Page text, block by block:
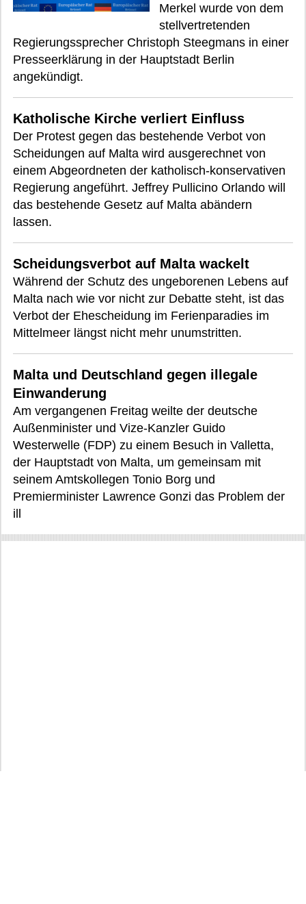
Merkel wurde von dem
stellvertretenden
Regierungssprecher Christoph Steegmans in einer
Presseerklärung in der Hauptstadt Berlin
angekündigt.
Katholische Kirche verliert Einfluss
Der Protest gegen das bestehende Verbot von
Scheidungen auf Malta wird ausgerechnet von
einem Abgeordneten der katholisch-konservativen
Regierung angeführt. Jeffrey Pullicino Orlando will
das bestehende Gesetz auf Malta abändern
lassen.
Scheidungsverbot auf Malta wackelt
Während der Schutz des ungeborenen Lebens auf
Malta nach wie vor nicht zur Debatte steht, ist das
Verbot der Ehescheidung im Ferienparadies im
Mittelmeer längst nicht mehr unumstritten.
Malta und Deutschland gegen illegale
Einwanderung
Am vergangenen Freitag weilte der deutsche
Außenminister und Vize-Kanzler Guido
Westerwelle (FDP) zu einem Besuch in Valletta,
der Hauptstadt von Malta, um gemeinsam mit
seinem Amtskollegen Tonio Borg und
Premierminister Lawrence Gonzi das Problem der
ill